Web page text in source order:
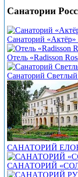
Санатории
Санаторий
Отель «Radisson
Санаторий
САНАТОРИЙ
САНАТОРИЙ